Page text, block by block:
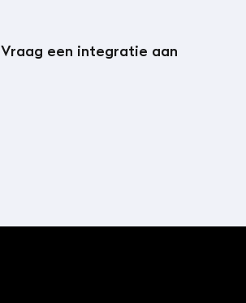
Vraag een integratie aan